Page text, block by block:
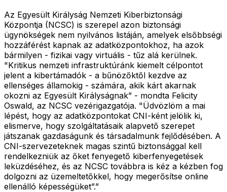
Az Egyesült Királyság Nemzeti Kiberbiztonsági
Központja (NCSC) is szerepel azon biztonsági
ügynökségek nem nyilvános listáján, amelyek elsőbbségi
hozzáférést kapnak az adatközpontokhoz, ha azok
bármilyen - fizikai vagy virtuális - tűz alá kerülnek.
"Kritikus nemzeti infrastruktúránk kiemelt célpontot
jelent a kibertámadók - a bűnözőktől kezdve az
ellenséges államokig - számára, akik kárt akarnak
okozni az Egyesült Királyságnak” - mondta Felicity
Oswald, az NCSC vezérigazgatója. "Üdvözlöm a mai
lépést, hogy az adatközpontokat CNI-ként jelölik ki,
elismerve, hogy szolgáltatásaik alapvető szerepet
játszanak gazdaságunk és társadalmunk fejlődésében. A
CNI-szervezeteknek magas szintű biztonsággal kell
rendelkezniük az őket fenyegető kiberfenyegetések
leküzdéséhez, és az NCSC továbbra is kéz a kézben fog
dolgozni az üzemeltetőkkel, hogy megerősítse online
ellenálló képességüket”.”